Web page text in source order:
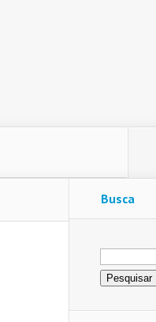
Busca
Pesquisar
por: